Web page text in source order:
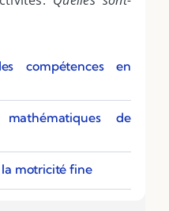
compétences en
de
motricité fine